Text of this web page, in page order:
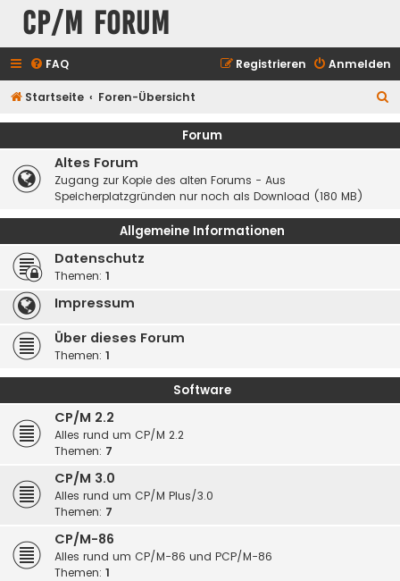
CP/M Forum
FAQ Anmelden
Registrieren
Startseite Foren-Übersicht
u
Forum
Altes Forum
Zugang zur Kopie des alten Forums - Aus
Speicherplatzgründen nur noch als Download (180 MB)
Allgemeine Informationen
Datenschutz
Themen: 1
Impressum
Über dieses Forum
Themen: 1
Software
CP/M 2.2
Alles rund um CP/M 2.2
Themen: 7
CP/M 3.0
Alles rund um CP/M Plus/3.0
Themen: 7
CP/M-86
Alles rund um CP/M-86 und PCP/M-86
Themen: 1